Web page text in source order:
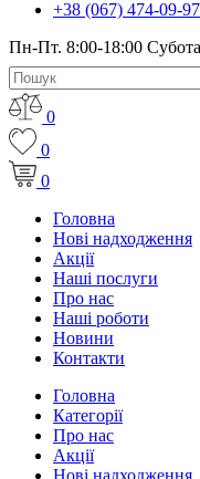
+38 (067) 474-09-97
Пн-Пт. 8:00-18:00
0
0
0
Головна
Нові надходження
Акції
Наші послуги
Про нас
Наші роботи
Новини
Контакти
Головна
Категорії
Про нас
Акції
Нові надходження